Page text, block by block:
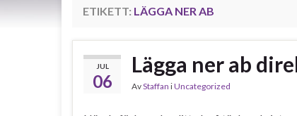
ETIKETT: LÄGGA NER AB
JUL
06
Lägga ner ab
AvStaffan iUncategorized